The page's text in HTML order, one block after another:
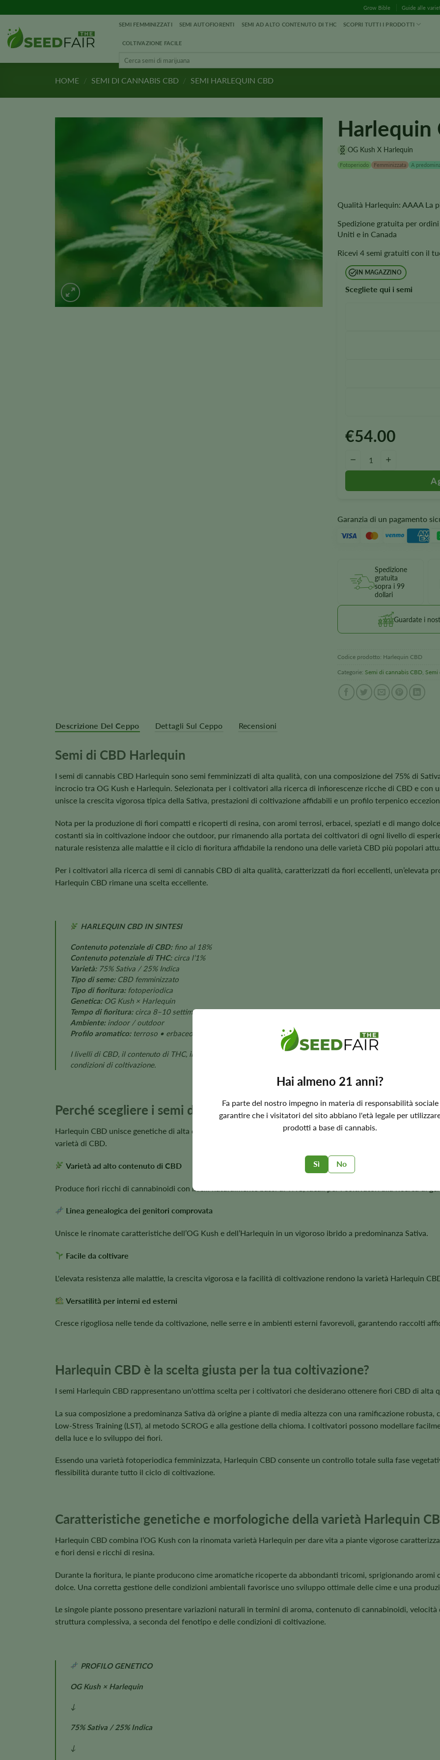
Hai almeno 21 anni?
Fa parte del nostro impegno in materia di responsabilità sociale
garantire che i visitatori del sito abbiano l'età legale per
prodotti a base di cannabis.
Sì No
al
contenuto
Grow Bible Guide alle
SEMI FEMMINIZZATI SEMI AUTOFIORENTI SEMI AD ALTO CONTENUTO DI THC SCOPRI TUTTI I PRODOTTI
COLTIVAZIONE FACILE
Cerca:
HOME / SEMI DI CANNABIS CBD / SEMI HARLEQUIN CBD
Harlequin
OG Kush X Harlequin
Fotoperiodo Femminizzata A
Qualità Harlequin: AAAA La
Spedizione gratuita per
Uniti e in Canada
Ricevi 4 semi gratuiti con il
IN MAGAZZINO
Scegliete qui i semi
€54.00
-
Garanzia di un pagamento
Spedizione
gratuita
sopra i 99
dollari
Guardate i
Codice prodotto: Harlequin CBD
Categorie: Semi di cannabis CBD, Semi
Descrizione Del Ceppo Dettagli Sul Ceppo Recensioni
Semi di CBD Harlequin
I semi di cannabis CBD Harlequin sono semi femminizzati di alta qualità, con una composizione del 75% di
incrocio tra OG Kush e Harlequin. Selezionata per i coltivatori alla ricerca di infiorescenze ricche di CBD e con
unisce la crescita vigorosa tipica della Sativa, prestazioni di coltivazione affidabili e un profilo terpenico
Nota per la produzione di fiori compatti e ricoperti di resina, con aromi terrosi, erbacei, speziati e di mango
costanti sia in coltivazione indoor che outdoor, pur rimanendo alla portata dei coltivatori di ogni livello di
naturale resistenza alle malattie e il ciclo di fioritura affidabile la rendono una delle varietà CBD più popolari
Per i coltivatori alla ricerca di semi di cannabis CBD di alta qualità, caratterizzati da fiori eccellenti, un’elevata
Harlequin CBD rimane una scelta eccellente.
HARLEQUIN CBD IN SINTESI
Contenuto potenziale di CBD:fino al 18%
Contenuto potenziale di THC:circa l’1%
Varietà:75% Sativa / 25% Indica
Tipo di seme:CBD femminizzato
Tipo di fioritura:fotoperiodica
Genetica:OG Kush × Harlequin
Tempo di fioritura:circa 8–10 settimane
Ambiente:indoor / outdoor
Profilo aromatico:terroso • erbaceo • speziato • mango dolce
I livelli di CBD, il contenuto di THC, il tempo di fioritura, l'aroma, il sapore, le dimensioni della pianta e le rese
condizioni di coltivazione.
Perché scegliere i semi di CBD Harlequin?
Harlequin CBD unisce genetiche di alta qualità ricche di CBD a caratteristiche colturali affidabili e a uno dei
varietà di CBD.
Varietà ad alto contenuto di CBD
Produce fiori ricchi di cannabinoidi con livelli naturalmente bassi di THC, ideali per i coltivatori alla ricerca di
Linea genealogica dei genitori comprovata
Unisce le rinomate caratteristiche dell’OG Kush e dell’Harlequin in un vigoroso ibrido a predominanza Sativa.
Facile da coltivare
L'elevata resistenza alle malattie, la crescita vigorosa e la facilità di coltivazione rendono la varietà Harlequin
Versatilità per interni ed esterni
Cresce rigogliosa nelle tende da coltivazione, nelle serre e in ambienti esterni favorevoli, garantendo raccolti
Harlequin CBD è la scelta giusta per la tua coltivazione?
I semi Harlequin CBD rappresentano un'ottima scelta per i coltivatori che desiderano ottenere fiori CBD di alta
La sua composizione a predominanza Sativa dà origine a piante di media altezza con una ramificazione
Low-Stress Training (LST), al metodo SCROG e alla gestione della chioma. I coltivatori possono modellare
della luce e lo sviluppo dei fiori.
Essendo una varietà fotoperiodica femminizzata, Harlequin CBD consente un controllo totale sulla fase
flessibilità durante tutto il ciclo di coltivazione.
Caratteristiche genetiche e morfologiche della varietà Harlequin
Harlequin CBD combina l’OG Kush con la rinomata varietà Harlequin per dare vita a piante vigorose
e fiori densi e ricchi di resina.
Durante la fioritura, le piante producono cime aromatiche ricoperte da abbondanti tricomi, sprigionando aromi
dolce. Una corretta gestione delle condizioni ambientali favorisce uno sviluppo ottimale delle cime e una
Le singole piante possono presentare variazioni naturali in termini di aroma, contenuto di cannabinoidi,
struttura complessiva, a seconda del fenotipo e delle condizioni di coltivazione.
PROFILO GENETICO
OG Kush × Harlequin
↓
75% Sativa / 25% Indica
↓